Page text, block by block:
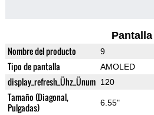
Pantalla
Nombre del producto 9
Tipo de pantalla AMOLED
display_refresh_Ühz_Ünum 120
Tamaño (Diagonal,
Pulgadas)
6.55"